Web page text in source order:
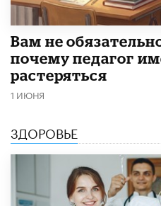
​Вам не
почему педагог
растеряться
1 ИЮНЯ
ЗДОРОВЬЕ